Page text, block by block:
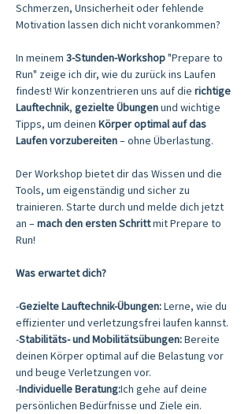
Schmerzen, Unsicherheit oder fehlende
Motivation lassen dich nicht vorankommen?
In meinem 3-Stunden-Workshop "Prepare to
Run" zeige ich dir, wie du zurück ins Laufen
findest! Wir konzentrieren uns auf die richtige
Lauftechnik, gezielte Übungen und wichtige
Tipps, um deinen Körper optimal auf das
Laufen vorzubereiten – ohne Überlastung.
Der Workshop bietet dir das Wissen und die
Tools, um eigenständig und sicher zu
trainieren. Starte durch und melde dich jetzt
an – mach den ersten Schritt mit Prepare to
Run!
Was erwartet dich?
-Gezielte Lauftechnik-Übungen: Lerne, wie du
effizienter und verletzungsfrei laufen kannst.
-Stabilitäts- und Mobilitätsübungen: Bereite
deinen Körper optimal auf die Belastung vor
und beuge Verletzungen vor.
-Individuelle Beratung:Ich gehe auf deine
persönlichen Bedürfnisse und Ziele ein.